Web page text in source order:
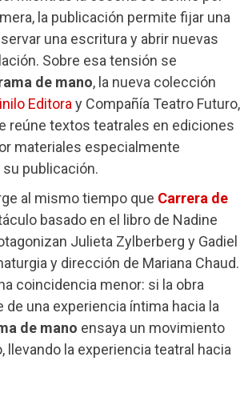
la publicación permite fijar una
una escritura y abrir nuevas
Sobre esa tensión se
de mano, la nueva colección
Editora y Compañía Teatro Futuro,
reúne textos teatrales en ediciones
materiales especialmente
su publicación.
al mismo tiempo que Carrera de
basado en el libro de Nadine
Julieta Zylberberg y Gadiel
y dirección de Mariana Chaud.
coincidencia menor: si la obra
de una experiencia íntima hacia la
de mano ensaya un movimiento
llevando la experiencia teatral hacia